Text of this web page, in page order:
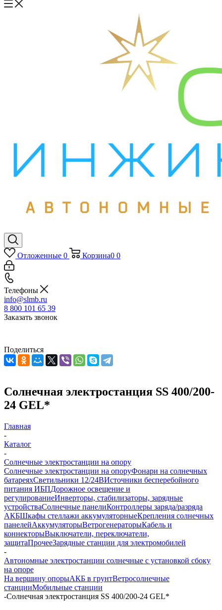
Отложенные 0 Корзина0 0
Телефоны
info@slmb.ru
8 800 101 65 39
Заказать звонок
Поделиться
Солнечная электростанция SS 400/200-
24 GEL*
Главная
-
Каталог
-
Солнечные электростанции на опору
Солнечные электростанции на опоруФонари на солнечных
батареяхСветильники 12/24ВИсточники бесперебойного
питания ИБПДорожное освещение и
регулированиеИнверторы, стабилизаторы, зарядные
устройстваСолнечные панелиКонтроллеры заряда/разряда
АКБШкафы стеллажи аккумуляторныеКрепления солнечных
панелейАккумуляторыВетрогенераторыКабель и
коннекторыВыключатели, переключатели,
защитаПрочееЗарядные станции для электромобилей
-
Автономные электростанции солнечные с установкой сбоку
на опоре
На вершину опорыАКБ в грунтВетросолнечные
станцииМобильные станции
-Солнечная электростанция SS 400/200-24 GEL*